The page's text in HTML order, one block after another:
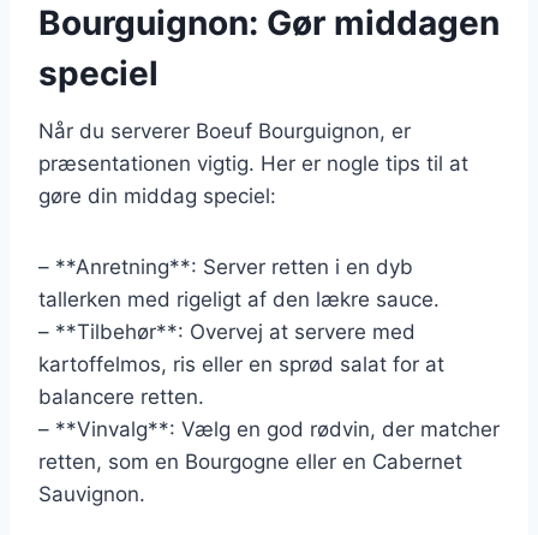
Bourguignon: Gør middagen
speciel
Når du serverer Boeuf Bourguignon, er
præsentationen vigtig. Her er nogle tips til at
gøre din middag speciel:
– **Anretning**: Server retten i en dyb
tallerken med rigeligt af den lækre sauce.
– **Tilbehør**: Overvej at servere med
kartoffelmos, ris eller en sprød salat for at
balancere retten.
– **Vinvalg**: Vælg en god rødvin, der matcher
retten, som en Bourgogne eller en Cabernet
Sauvignon.